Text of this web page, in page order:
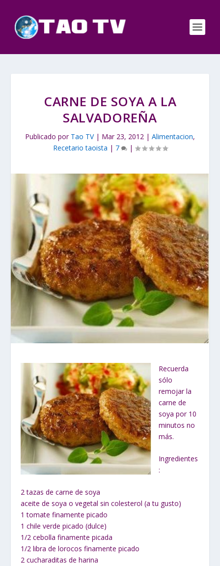
CARNE DE SOYA A LA
SALVADOREÑA
Publicado por Tao TV| Mar 23, 2012 | Alimentacion,
Recetario taoista | 7 |
Recuerda
sólo
remojar la
carne de
soya por 10
minutos no
más.
Ingredientes
:
2 tazas de carne de soya
aceite de soya o vegetal sin colesterol (a tu gusto)
1 tomate finamente picado
1 chile verde picado (dulce)
1/2 cebolla finamente picada
1/2 libra de lorocos finamente picado
2 cucharaditas de harina